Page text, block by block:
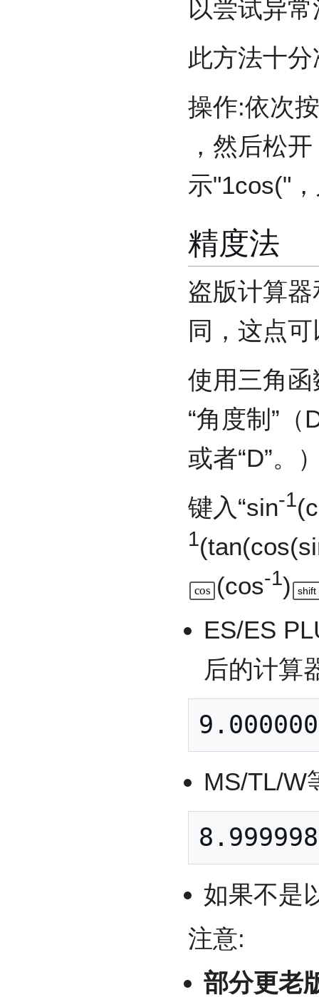
以尝试异
此方法十
操作:依次
，然后松
示"1cos("
精度法
盗版计算
同，这点
使用三角
“角度制”（
或者“D”。
键入“sin-1
1
cos(cos-1) shift
ES/ES
后的计算
MS/TL/W
如果不是
注意:
部分更老